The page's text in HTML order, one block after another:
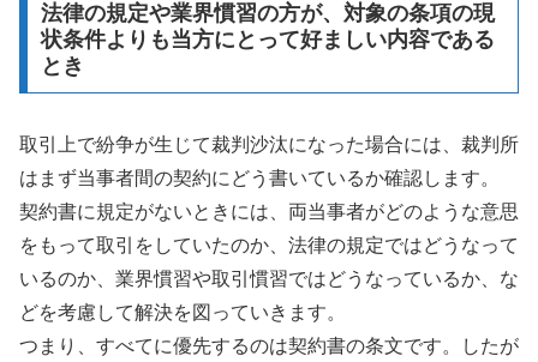
法律の規定や業界慣習の方が、対象の条項の現
状条件よりも当方にとって好ましい内容である
とき
取引上で紛争が生じて裁判沙汰になった場合には、裁判所
はまず当事者間の契約にどう書いているか確認します。
契約書に規定がないときには、両当事者がどのような意思
をもって取引をしていたのか、法律の規定ではどうなって
いるのか、業界慣習や取引慣習ではどうなっているか、な
どを考慮して解決を図っていきます。
つまり、すべてに優先するのは契約書の条文です。したが